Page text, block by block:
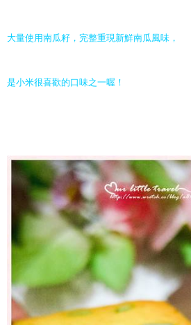
大量使用南瓜籽，完整重現新鮮南瓜風味，
是小米很喜歡的口味之一喔！